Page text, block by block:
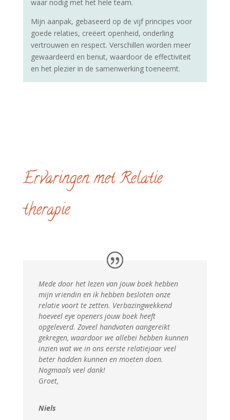
waar nodig met het hele team.
Mijn aanpak, gebaseerd op de vijf principes voor
goede relaties, creëert openheid, onderling
vertrouwen en respect. Verschillen worden meer
gewaardeerd en benut, waardoor de effectiviteit
en het plezier in de samenwerking toeneemt.
Ervaringen met Relatie
therapie
Mede door het lezen van jouw boek hebben
mijn vriendin en ik hebben besloten onze
relatie voort te zetten. Verbazingwekkend
hoeveel eye openers jouw boek heeft
opgeleverd. Zoveel handvaten aangereikt
gekregen, waardoor we allebei hebben kunnen
inzien wat we in ons eerste relatiejaar veel
beter hadden kunnen en moeten doen.
Nogmaals veel dank!
Groet,
Niels